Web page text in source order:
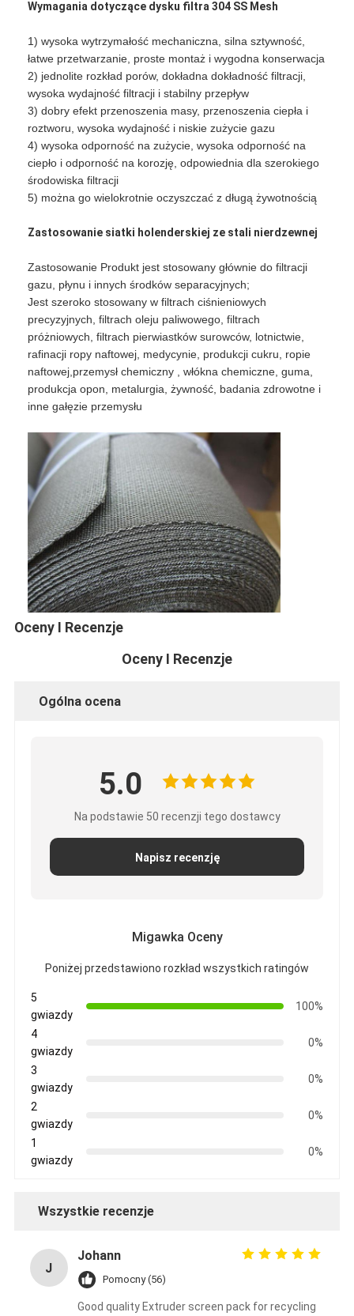
Wycieczka po fabryce
Kontrola jakości
Skontaktuj się z nami
Aktualności
Rozmawiaj teraz
Zestaw sit ekstrudera
Siatka druciana
Ogrodzenie do padelu
Dzianinowa siatka druciana
kosz gabionowy
Architektoniczna siatka metalu
Moskitiera z aluminiowego łańcucha
Filtr ekranowy Johnsona
Ogrodzenie z siatki metalowej
Siatka ula
Wymagania dotyczące dysku filtra 304 SS Mesh
1) wysoka wytrzymałość mechaniczna, silna sztywność,
łatwe przetwarzanie, proste montaż i wygodna konserwacja
2) jednolite rozkład porów, dokładna dokładność filtracji,
wysoka wydajność filtracji i stabilny przepływ
3) dobry efekt przenoszenia masy, przenoszenia ciepła i
roztworu, wysoka wydajność i niskie zużycie gazu
4) wysoka odporność na zużycie, wysoka odporność na
ciepło i odporność na korozję, odpowiednia dla szerokiego
środowiska filtracji
5) można go wielokrotnie oczyszczać z długą żywotnością
Zastosowanie siatki holenderskiej ze stali nierdzewnej
Zastosowanie Produkt jest stosowany głównie do filtracji
gazu, płynu i innych środków separacyjnych;
Jest szeroko stosowany w filtrach ciśnieniowych
precyzyjnych, filtrach oleju paliwowego, filtrach
próżniowych, filtrach pierwiastków surowców, lotnictwie,
rafinacji ropy naftowej, medycynie, produkcji cukru, ropie
naftowej,przemysł chemiczny , włókna chemiczne, guma,
produkcja opon, metalurgia, żywność, badania zdrowotne i
inne gałęzie przemysłu
Oceny I Recenzje
Oceny I Recenzje
Ogólna ocena
5.0
Na podstawie 50 recenzji tego dostawcy
Napisz recenzję
Migawka Oceny
Poniżej przedstawiono rozkład wszystkich ratingów
5
gwiazdy
100%
4
gwiazdy
0%
3
gwiazdy
0%
2
gwiazdy
0%
1
gwiazdy
0%
Wszystkie recenzje
J
Johann
Pomocny (56)
Good quality Extruder screen pack for recycling